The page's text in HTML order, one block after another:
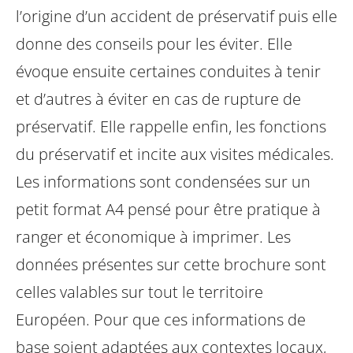
l’origine d’un accident de préservatif puis elle
donne des conseils pour les éviter. Elle
évoque ensuite certaines conduites à tenir
et d’autres à éviter en cas de rupture de
préservatif. Elle rappelle enfin, les fonctions
du préservatif et incite aux visites médicales.
Les informations sont condensées sur un
petit format A4 pensé pour être pratique à
ranger et économique à imprimer. Les
données présentes sur cette brochure sont
celles valables sur tout le territoire
Européen. Pour que ces informations de
base soient adaptées aux contextes locaux,